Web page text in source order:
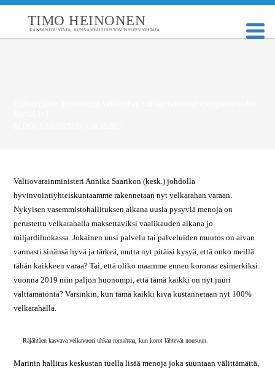
TIMO HEINONEN
KANSANEDUSTAJA, KUNNANVALTUUSTON PUHEENJOHTAJA
Valtiovarainministeri Annika Saarikon (kesk.) johdolla
hyvinvointiyhteiskuntaamme rakennetaan nyt velkarahan varaan.
Nykyisen vasemmistohallituksen aikana uusia pysyviä menoja on
perustettu velkarahalla maksettaviksi vaalikauden aikana jo
miljardiluokassa. Jokainen uusi palvelu tai palveluiden muutos on aivan
varmasti sinänsä hyvä ja tärkeä, mutta nyt pitäisi kysyä, että onko meillä
tähän kaikkeen varaa? Tai, että oliko maamme ennen koronaa esimerkiksi
vuonna 2019 niin paljon huonompi, että tämä kaikki on nyt juuri
välttämätöntä? Varsinkin, kun tämä kaikki kiva kustannetaan nyt 100%
velkarahalla.
Räjähtäen kasvava velkavuori uhkaa romahtaa, kun korot lähtevät nousuun.
Marinin hallitus keskustan tuella lisää menoja joka suuntaan välittämättä,